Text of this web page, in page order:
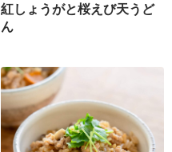
紅しょうがと桜えび天うど
ん